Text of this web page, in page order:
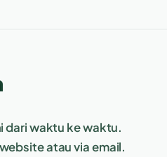
dari waktu ke waktu.
atau via email.